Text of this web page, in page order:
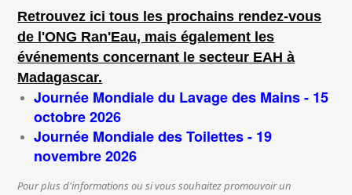
Retrouvez ici tous les prochains rendez-vous
de l'ONG Ran'Eau, mais également les
événements concernant le secteur EAH à
Madagascar.
Journée Mondiale du Lavage des Mains - 15
octobre 2026
Journée Mondiale des Toilettes - 19
novembre 2026
Pour plus d'informations ou si vous souhaitez promouvoir un